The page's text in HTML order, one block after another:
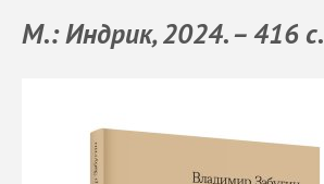
М.: Индрик, 2024. – 416 с.